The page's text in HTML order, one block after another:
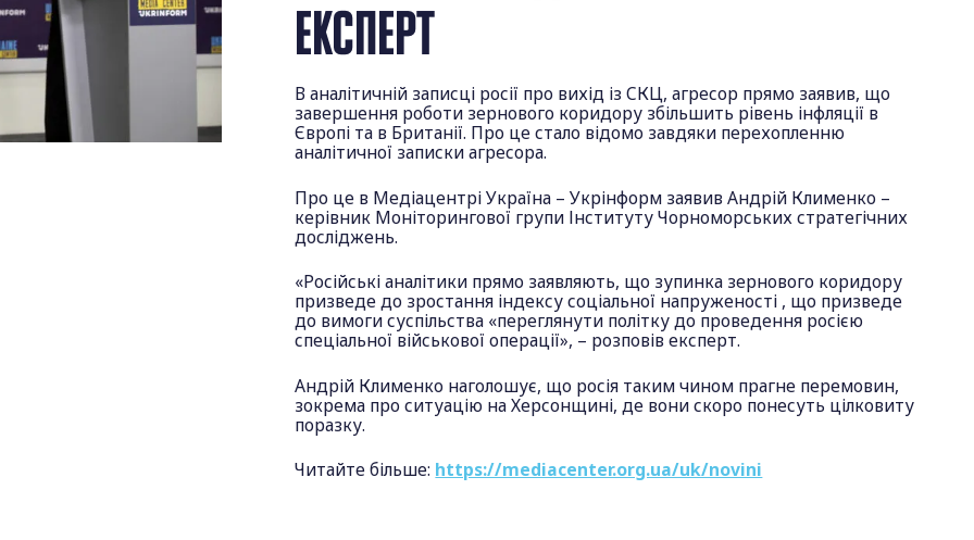
ЕКСПЕРТ
В аналітичній записці росії про вихід із СКЦ, агресор прямо заявив, що
завершення роботи зернового коридору збільшить рівень інфляції в
Європі та в Британії. Про це стало відомо завдяки перехопленню
аналітичної записки агресора.
Про це в Медіацентрі Україна – Укрінформ заявив Андрій Клименко –
керівник Моніторингової групи Інституту Чорноморських стратегічних
досліджень.
«Російські аналітики прямо заявляють, що зупинка зернового коридору
призведе до зростання індексу соціальної напруженості , що призведе
до вимоги суспільства «переглянути політку до проведення росією
спеціальної військової операції», – розповів експерт.
Андрій Клименко наголошує, що росія таким чином прагне перемовин,
зокрема про ситуацію на Херсонщині, де вони скоро понесуть цілковиту
поразку.
Читайте більше: https://mediacenter.org.ua/uk/novini